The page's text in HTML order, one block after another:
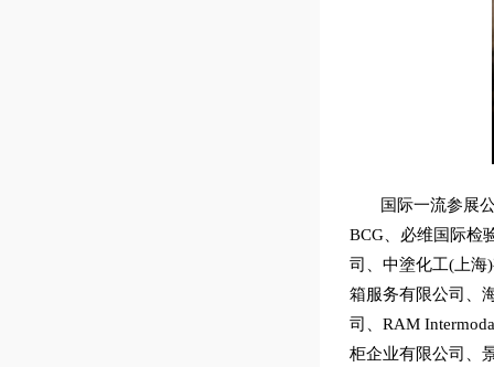
国际一流参展
BCG、必维国际检
司、中塗化工(上海
箱服务有限公司、
司、RAM
柜企业有限公司、